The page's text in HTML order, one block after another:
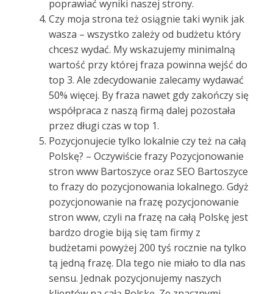
poprawiać wyniki naszej strony.
Czy moja strona też osiągnie taki wynik jak
wasza – wszystko zależy od budżetu który
chcesz wydać. My wskazujemy minimalną
wartość przy której fraza powinna wejść do
top 3. Ale zdecydowanie zalecamy wydawać
50% więcej. By fraza nawet gdy zakończy się
współpraca z naszą firmą dalej pozostała
przez długi czas w top 1.
Pozycjonujecie tylko lokalnie czy też na całą
Polskę? – Oczywiście frazy Pozycjonowanie
stron www Bartoszyce oraz SEO Bartoszyce
to frazy do pozycjonowania lokalnego. Gdyż
pozycjonowanie na frazę pozycjonowanie
stron www, czyli na frazę na całą Polskę jest
bardzo drogie biją się tam firmy z
budżetami powyżej 200 tyś rocznie na tylko
tą jedną frazę. Dla tego nie miało to dla nas
sensu. Jednak pozycjonujemy naszych